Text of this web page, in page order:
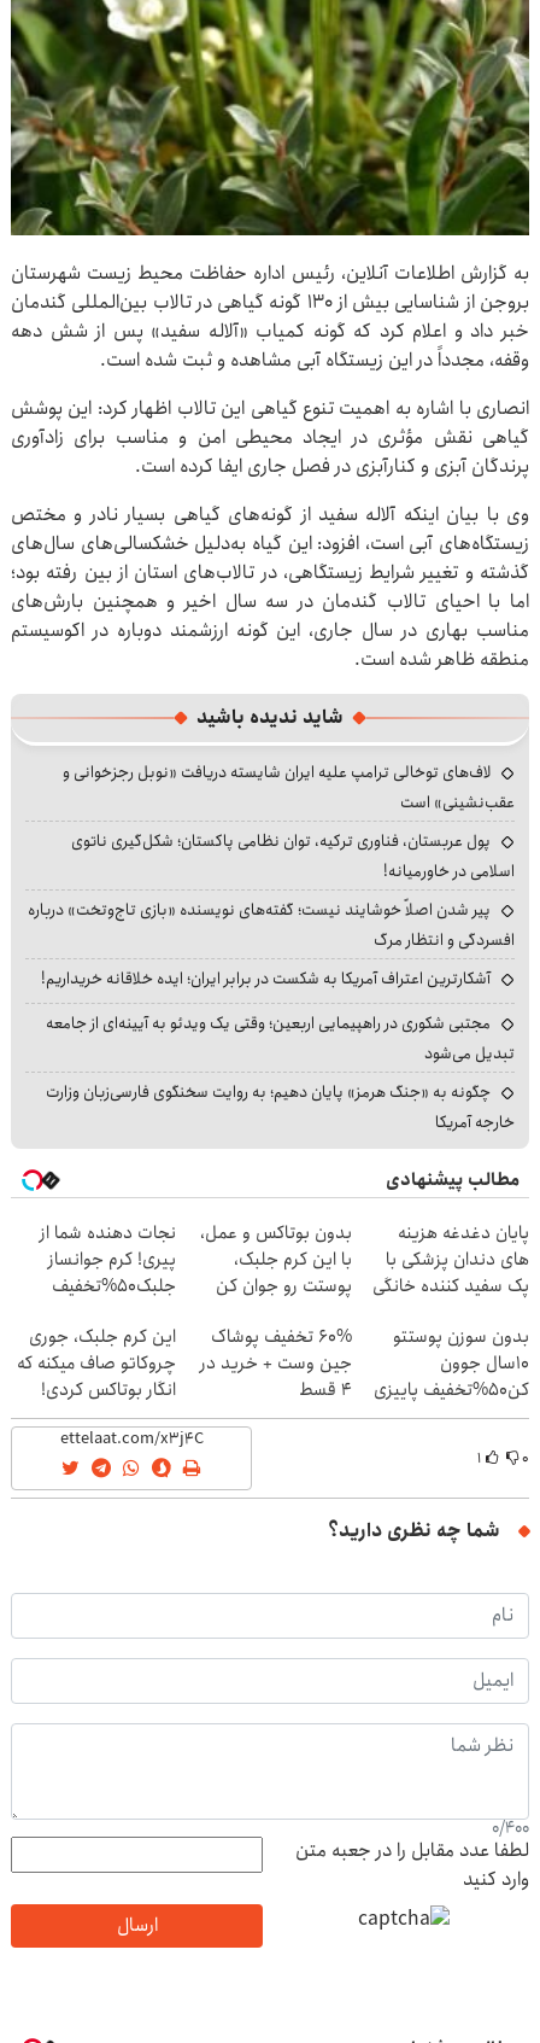
به گزارش اطلاعات آنلاین، رئیس اداره حفاظت محیط زیست شهرستان
بروجن از شناسایی بیش از ۱۳۰ گونه گیاهی در تالاب بین‌المللی گندمان
خبر داد و اعلام کرد که گونه کمیاب «آلاله سفید» پس از شش دهه
وقفه، مجدداً در این زیستگاه آبی مشاهده و ثبت شده است.
انصاری با اشاره به اهمیت تنوع گیاهی این تالاب اظهار کرد: این پوشش
گیاهی نقش مؤثری در ایجاد محیطی امن و مناسب برای زادآوری
پرندگان آبزی و کنارآبزی در فصل جاری ایفا کرده است.
وی با بیان اینکه آلاله سفید از گونه‌های گیاهی بسیار نادر و مختص
زیستگاه‌های آبی است، افزود: این گیاه به‌دلیل خشکسالی‌های سال‌های
گذشته و تغییر شرایط زیستگاهی، در تالاب‌های استان از بین رفته بود؛
اما با احیای تالاب گندمان در سه سال اخیر و همچنین بارش‌های
مناسب بهاری در سال جاری، این گونه ارزشمند دوباره در اکوسیستم
منطقه ظاهر شده است.
شاید ندیده باشید
لاف‌های توخالی ترامپ علیه ایران شایسته دریافت «نوبل رجزخوانی و
عقب‌نشینی» است
پول عربستان، فناوری ترکیه، توان نظامی پاکستان؛ شکل‌گیری ناتوی
اسلامی در خاورمیانه!
پیر شدن اصلاً خوشایند نیست؛ گفته‌های نویسنده «بازی تاج‌وتخت» درباره
افسردگی و انتظار مرگ
آشکارترین اعتراف آمریکا به شکست در برابر ایران؛ ایده خلاقانه خریداریم!
مجتبی شکوری در راهپیمایی اربعین؛ وقتی یک ویدئو به آیینه‌ای از جامعه
تبدیل می‌شود
چگونه به «جنگ هرمز» پایان دهیم؛ به روایت سخنگوی فارسی‌زبان وزارت
خارجه آمریکا
مطالب پیشنهادی
پایان دغدغه هزینه
های دندان پزشکی با
پک سفید کننده خانگی
بدون بوتاکس و عمل،
با این کرم جلبک،
پوستت رو جوان کن
نجات دهنده شما از
پیری! کرم جوانساز
جلبک50%تخفیف
بدون سوزن پوستتو
10سال جوون
کن50%تخفیف پاییزی
60% تخفیف پوشاک
جین وست + خرید در
4 قسط
این کرم جلبک، جوری
چروکاتو صاف میکنه که
انگار بوتاکس کردی!
(تخفیف ویژه)
۰ ۱
شما چه نظری دارید؟
0/400
لطفا عدد مقابل را در جعبه متن
وارد کنید
ارسال